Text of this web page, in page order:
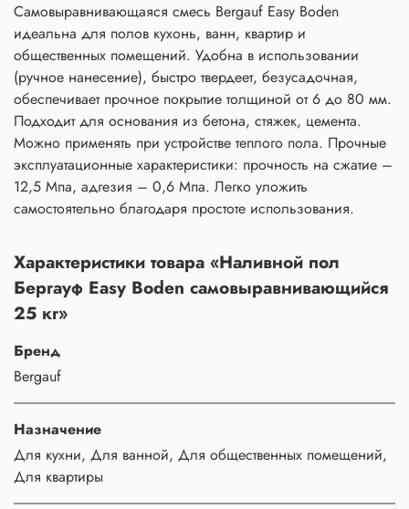
Самовыравнивающаяся смесь Bergauf Easy Boden
идеальна для полов кухонь, ванн, квартир и
общественных помещений. Удобна в использовании
(ручное нанесение), быстро твердеет, безусадочная,
обеспечивает прочное покрытие толщиной от 6 до 80 мм.
Подходит для основания из бетона, стяжек, цемента.
Можно применять при устройстве теплого пола. Прочные
эксплуатационные характеристики: прочность на сжатие –
12,5 Мпа, адгезия – 0,6 Мпа. Легко уложить
самостоятельно благодаря простоте использования.
Характеристики товара «Наливной пол
Бергауф Easy Boden самовыравнивающийся
25 кг»
Бренд
Bergauf
Назначение
Для кухни, Для ванной, Для общественных помещений,
Для квартиры